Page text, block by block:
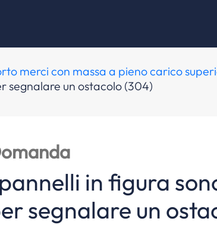
merci con massa a pieno carico
segnalare un ostacolo (304)
in figura
segnalare un